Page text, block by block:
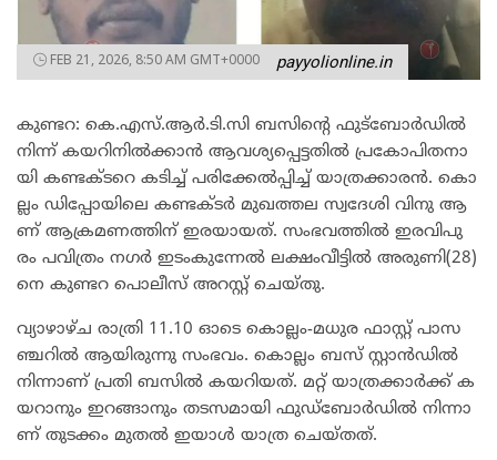
FEB 21, 2026, 8:50 AM GMT+0000 payyolionline.in
കു​ണ്ട​റ: കെ.​എ​സ്.​ആ​ർ.​ടി.​സി ബ​സി​ന്റെ ഫു​ട്ബോ​ർ​ഡി​ൽ
നി​ന്ന് ക​യ​റി​നി​ൽ​ക്കാ​ൻ ആ​വ​ശ്യ​പ്പെ​ട്ട​തി​ൽ പ്ര​കോ​പി​ത​നാ​
യി ക​ണ്ട​ക്ട​റെ ക​ടി​ച്ച് പ​രി​ക്കേ​ൽ​പ്പി​ച്ച് യാ​ത്ര​ക്കാ​ര​ൻ. കൊ​
ല്ലം ഡി​പ്പോ​യി​ലെ ക​ണ്ട​ക്ട​ർ മു​ഖ​ത്ത​ല സ്വ​ദേ​ശി വി​നു ആ​
ണ് ആ​ക്ര​മ​ണ​ത്തി​ന് ഇ​ര​യാ​യ​ത്. സം​ഭ​വ​ത്തി​ൽ ഇ​ര​വി​പു​
രം പ​വി​ത്രം ന​ഗ​ർ ഇ​ടം​കു​ന്നേ​ൽ ല​ക്ഷം​വീ​ട്ടി​ൽ അ​രു​ണി(28)​
നെ കു​ണ്ട​റ പൊ​ലീ​സ് അ​റ​സ്റ്റ് ചെ​യ്തു.
വ്യാ​ഴാ​ഴ്ച രാ​ത്രി 11.10 ഓ​ടെ കൊ​ല്ലം-​മ​ധു​ര ഫാ​സ്റ്റ് പാ​സ​
ഞ്ച​റി​ൽ ആ​യി​രു​ന്നു സം​ഭ​വം. കൊ​ല്ലം ബ​സ് സ്റ്റാ​ൻ​ഡി​ൽ
നി​ന്നാ​ണ് പ്ര​തി ബ​സി​ൽ ക​യ​റി​യ​ത്. മ​റ്റ് യാ​ത്ര​ക്കാ​ർ​ക്ക് ക​
യ​റാ​നും ഇ​റ​ങ്ങാ​നും ത​ട​സ​മാ​യി ഫു​ഡ്ബോ​ർ​ഡി​ൽ നി​ന്നാ​
ണ് തു​ട​ക്കം മു​ത​ൽ ഇ​യാ​ൾ യാ​ത്ര ചെ​യ്ത​ത്.